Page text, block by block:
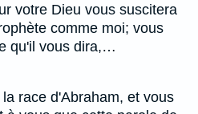
votre Dieu vous suscitera
comme moi; vous
qu'il vous dira,…
race d'Abraham, et vous